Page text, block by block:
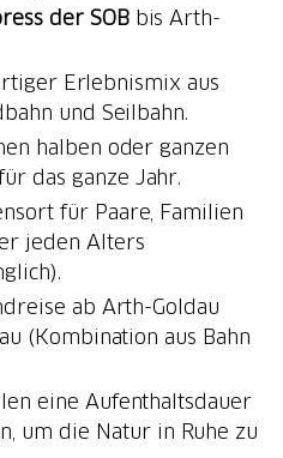
der SOBbis Arth-
Erlebnismix aus
und Seilbahn.
halben oder ganzen
das ganze Jahr.
für Paare, Familien
jeden Alters
ab Arth-Goldau
(Kombination aus Bahn
eine Aufenthaltsdauer
um die Natur in Ruhe zu